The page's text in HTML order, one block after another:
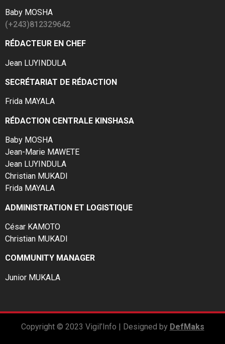
Baby MOSHA
(+243)812329642
RÉDACTEUR EN CHEF
Jean LUYINDULA
SECRÉTARIAT DE RÉDACTION
Frida MAYALA
RÉDACTION CENTRALE KINSHASA
Baby MOSHA
Jean-Marie MAWETE
Jean LUYINDULA
Christian MUKADI
Frida MAYALA
ADMINISTRATION ET LOGISTIQUE
César KAMOTO
Christian MUKADI
COMMUNITY MANAGER
Junior MUKALA
Copyright © 2023 Vigil’Info | Designed by DefMaks